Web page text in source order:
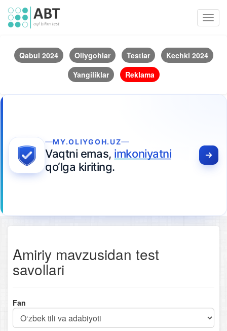
Qabul 2024 Oliygohlar Testlar
Kechki 2024
Yangiliklar
Reklama
MY.OLIYGOH.UZ
Vaqtni emas, imkoniyatni
qo‘lga kiriting.
Amiriy mavzusidan test
savollari
Fan